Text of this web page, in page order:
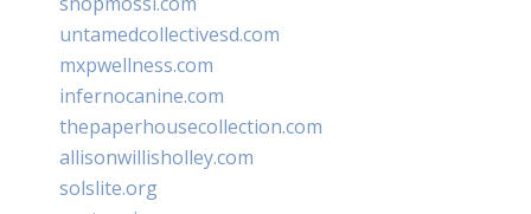
untamedcollectivesd.com
mxpwellness.com
infernocanine.com
thepaperhousecollection.com
allisonwillisholley.com
solslite.org